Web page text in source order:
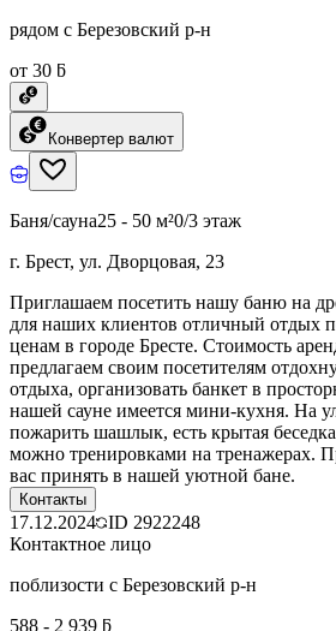
рядом с Березовский р-н
от 30 ƃ
Конвертер валют
Баня/сауна25 - 50 м²0/3 этаж
г. Брест, ул. Дворцовая, 23
Приглашаем посетить нашу баню на
для наших клиентов отличный отдых
ценам в городе Бресте. Стоимость
предлагаем своим посетителям
отдыха, организовать банкет в
нашей сауне имеется мини-кухня. На
пожарить шашлык, есть крытая
можно тренировками на тренажерах.
вас принять в нашей уютной бане.
Контакты
17.12.2024 ID 2922248
Контактное лицо
поблизости с Березовский р-н
588 - 2 939 ƃ